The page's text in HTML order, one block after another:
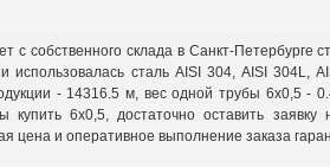
с собственного склада в Санкт-
использовалась сталь AISI 304, AISI 304L,
- 14316.5 м, вес одной трубы 6х0,5 -
купить 6х0,5, достаточно оставить
цена и оперативное выполнение заказа